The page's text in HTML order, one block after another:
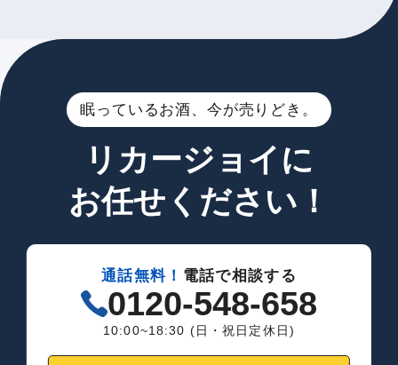
眠っているお酒、今が売りどき。
リカージョイに
お任せください！
通話無料！ 電話で相談する
0120-548-658
10:00~18:30 (日・祝日定休日)